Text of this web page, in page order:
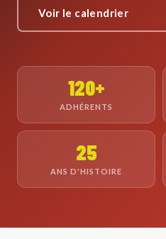
Voir le calendrier
120+
ADHÉRENTS
25
ANS D'HISTOIRE